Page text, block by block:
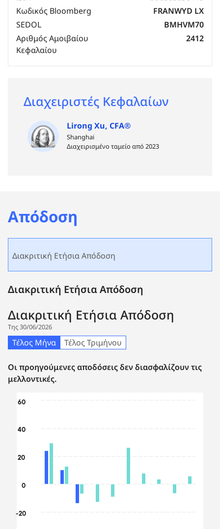
Κωδικός Bloomberg
FRANWYD LX
SEDOL
BMHVM70
Αριθμός Αμοιβαίου
Κεφαλαίου
2412
Διαχειριστές Κεφαλαίων
Lirong Xu, CFA®
Shanghai
Διαχειρισμένο ταμείο από 2023
Απόδοση
Διακριτική Ετήσια Απόδοση
Διακριτική Ετήσια Απόδοση
Διακριτική Ετήσια Απόδοση
Της 30/06/2026
Τέλος Μήνα Τέλος Τριμήνου
Οι προηγούμενες αποδόσεις δεν διασφαλίζουν τις
μελλοντικές.
Chart
The chart has 1 X axis displaying categories.
-20
0
20
40
60